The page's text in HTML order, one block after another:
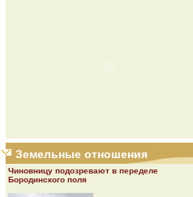
Земельные отношения
Чиновницу подозревают в переделе
Бородинского поля